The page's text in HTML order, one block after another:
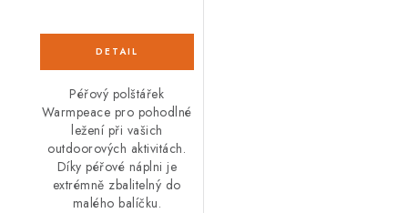
Péřový polštářek
Warmpeace pro pohodlné
ležení při vašich
outdoorových aktivitách.
Díky péřové náplni je
extrémně zbalitelný do
malého balíčku.